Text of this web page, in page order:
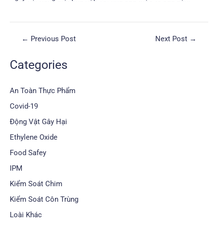
← Previous Post Next Post →
Categories
An Toàn Thực Phẩm
Covid-19
Động Vật Gây Hại
Ethylene Oxide
Food Safey
IPM
Kiểm Soát Chim
Kiểm Soát Côn Trùng
Loài Khác